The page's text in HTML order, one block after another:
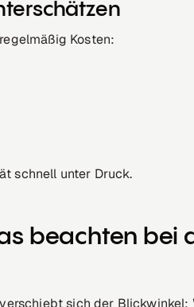
Kosten:
schnell unter Druck.
beachten bei
sich der